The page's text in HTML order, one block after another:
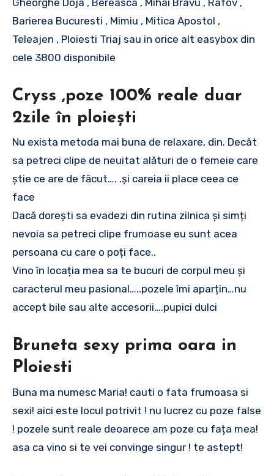
Barierea Bucuresti , Mimiu , Mitica Apostol ,
Teleajen , Ploiesti Triaj sau in orice alt easybox din
cele 3800 disponibile
Cryss ,poze 100% reale duar
2zile în ploiești
Nu exista metoda mai buna de relaxare, din. Decât
sa petreci clipe de neuitat alături de o femeie care
știe ce are de făcut…. .și careia ii place ceea ce
face
Dacă dorești sa evadezi din rutina zilnica și simți
nevoia sa petreci clipe frumoase eu sunt acea
persoana cu care o poți face..
Vino în locația mea sa te bucuri de corpul meu și
caracterul meu pasional…..pozele îmi aparțin…nu
accept bile sau alte accesorii….pupici dulci
Bruneta sexy prima oara in
Ploiesti
Buna ma numesc Maria! cauti o fata frumoasa si
sexi! aici este locul potrivit ! nu lucrez cu poze false
! pozele sunt reale deoarece am poze cu fața mea!
asa ca vino si te vei convinge singur ! te astept!